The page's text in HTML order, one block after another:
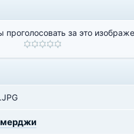
проголосовать за это